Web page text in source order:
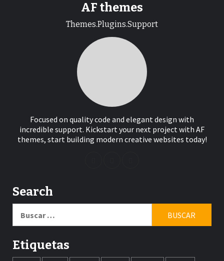
AF themes
Themes.Plugins.Support
Focused on quality code and elegant design with
incredible support. Kickstart your next project with AF
themes, start building modern creative websites today!
Search
Etiquetas